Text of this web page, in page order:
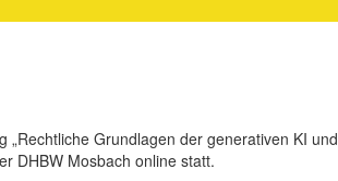
Grundlagen der generativen KI und
DHBW Mosbach online statt.